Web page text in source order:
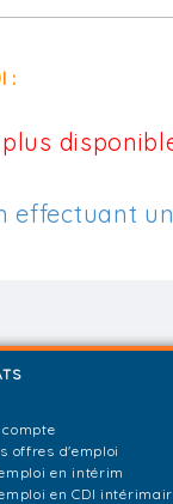
:
effectuant
offres d'emploi
en intérim
en CDI